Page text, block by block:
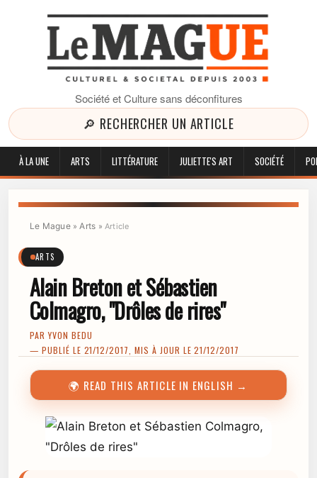
Société et Culture sans déconfitures
🔎 RECHERCHER UN ARTICLE
À LA UNE ARTS LITTÉRATURE JULIETTE'S ART SOCIÉTÉ
Le Mague»Arts » Article
ARTS
Alain Breton et Sébastien
Colmagro, "Drôles de rires"
PARYVON BEDU
— PUBLIÉ LE 21/12/2017, MIS À JOUR LE 21/12/2017
🌍 READ THIS ARTICLE IN ENGLISH →